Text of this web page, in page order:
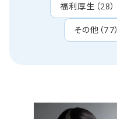
福利厚生 （28）
その他 （77）